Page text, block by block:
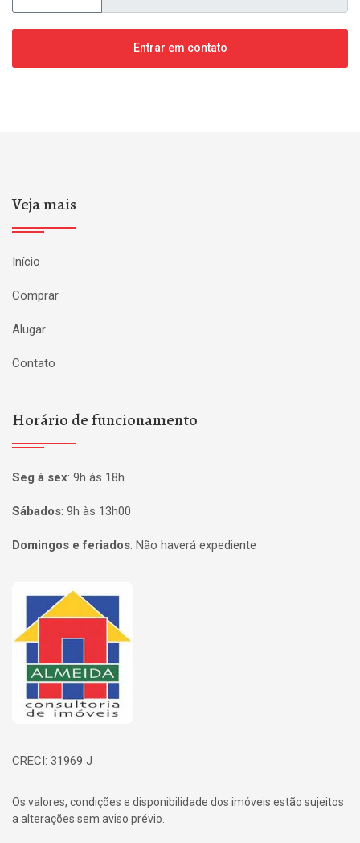
Entrar em contato
Veja mais
Início
Comprar
Alugar
Contato
Horário de funcionamento
Seg à sex: 9h às 18h
Sábados: 9h às 13h00
Domingos e feriados: Não haverá expediente
Página inicial
CRECI: 31969 J
Os valores, condições e disponibilidade dos imóveis estão sujeitos
a alterações sem aviso prévio.